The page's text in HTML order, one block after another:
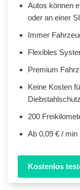
Autos können
oder an einer
Immer
Flexibles
Premium
Keine Kosten
200
Ab 0,09 € / min
Kostenlos